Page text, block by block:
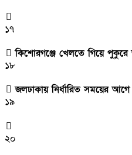
১৭
কিশোরগঞ্জে খেলতে গিয়ে
১৮
জলঢাকায় নির্ধারিত সময়ের আগে
১৯
২০